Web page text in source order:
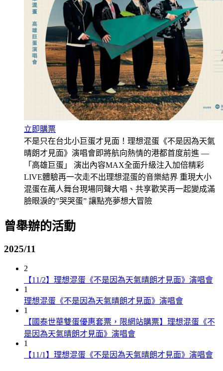
立即購票
不是只在台北小巨蛋才見面！理想混蛋《不是因為天氣
晴朗才見面》演唱會即將航向熱情的港都首度前進 —
「高雄巨蛋」 演出內容MAX全面升級注入加倍精彩
LIVE體驗再一次走不出理想混蛋的音樂結界 重現大小
混蛋在萬人舞台現場同聲大唱、共享歡笑再一起變成滿
臉眼淚的”哭哭蛋” 讓點亮夢想大冒險
曾舉辦的活動
2025/11
2
【11/2】理想混蛋《不是因為天氣晴朗才見面》演唱會
1
理想混蛋《不是因為天氣晴朗才見面》演唱會
1
【國泰世華雙蛋優惠套票，限網站購票】理想混蛋《不
是因為天氣晴朗才見面》演唱會
1
【11/1】理想混蛋《不是因為天氣晴朗才見面》演唱會